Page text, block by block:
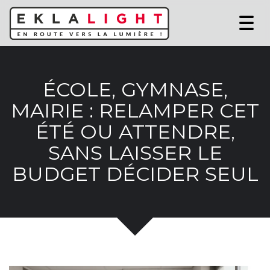
ÉCOLE, GYMNASE,
MAIRIE : RELAMPER CET
ÉTÉ OU ATTENDRE,
SANS LAISSER LE
BUDGET DÉCIDER SEUL